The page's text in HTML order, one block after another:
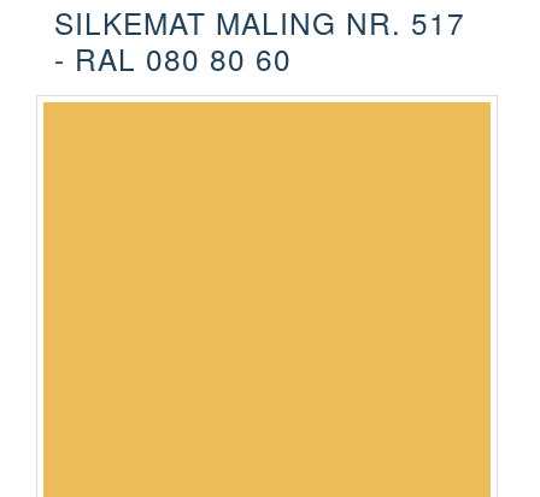
SILKEMAT MALING NR. 517
- RAL 080 80 60